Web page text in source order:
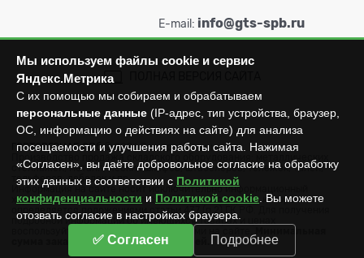
E-mail: info@gts-spb.ru
ГОРТОРГСНАБ СПб © 2026Все права защищены.
Производство продажа складского оборудования: металлических
стеллажей, металлических шкафов, штабелеров, тележек, талей,
тельферов, лебедок и пр.
Информация на сайте носит исключительно информационный
характер и не может считаться публичной офертой, которая
определяется положениями статьи 437 (п.2) ГК РФ. Для получения
подробной информации об имеющихся товарах и ценах
сумма заказа составляет 3000 рублей.
Мы используем файлы cookie и сервис
Яндекс.Метрика
С их помощью мы собираем и обрабатываем
персональные данные (IP-адрес, тип устройства, браузер,
ОС, информацию о действиях на сайте) для анализа
посещаемости и улучшения работы сайта. Нажимая
«Согласен», вы даёте добровольное согласие на обработку
этих данных в соответствии с Политикой
конфиденциальности и Политикой cookie . Вы можете
отозвать согласие в настройках браузера.
✅ Согласен Подробнее